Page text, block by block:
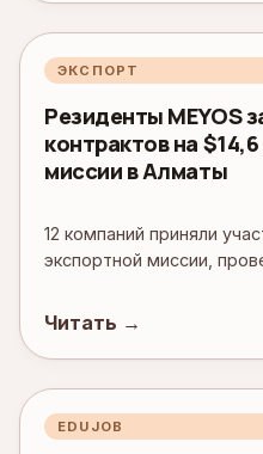
ЭКСПОРТ
Резиденты MEYOS
контрактов на
миссии в Алматы
12 компаний приняли
экспортной миссии,
Читать →
EDUJOB